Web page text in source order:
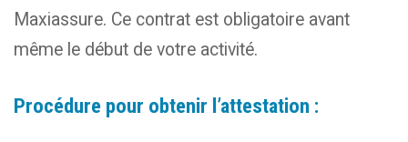
Maxiassure. Ce contrat est obligatoire avant
même le début de votre activité.
Procédure pour obtenir l’attestation :